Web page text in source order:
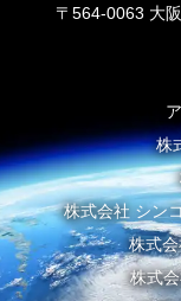
〒564-0063 大
株
株式会社 シン
株式
株式